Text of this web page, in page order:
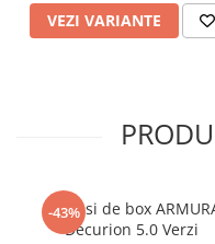
VEZI VARIANTE
-43%
Manusi de box ARMURA
Decurion 5.0 Verzi